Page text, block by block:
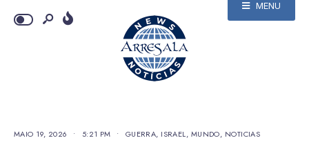
MENU
MAIO 19, 2026 • 5:21 PM • GUERRA, ISRAEL, MUNDO, NOTICIAS